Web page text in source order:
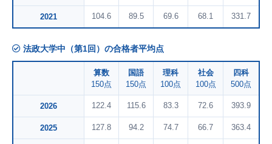
2021 104.6 89.5 69.6 68.1 331.7
法政大学中（第1回）の合格者平均点
算数
150点
国語
150点
理科
100点
社会
100点
四科
500点
2026 122.4 115.6 83.3 72.6 393.9
2025 127.8 94.2 74.7 66.7 363.4